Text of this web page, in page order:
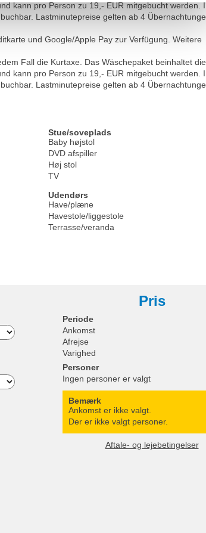
kann pro Person zu 19,- EUR mitgebucht werden.
Lastminutepreise gelten ab 4
und Google/Apple Pay zur Verfügung. Weitere
Fall die Kurtaxe. Das Wäschepaket beinhaltet die
kann pro Person zu 19,- EUR mitgebucht werden.
Lastminutepreise gelten ab 4
Stue/soveplads
Baby højstol
DVD afspiller
Høj stol
TV
Udendørs
Have/plæne
Havestole/liggestole
Terrasse/veranda
Pris
Periode
Ankomst
Afrejse
Varighed
Personer
Ingen personer er valgt
Bemærk
Ankomst er ikke valgt.
Der er ikke valgt personer.
Aftale- og lejebetingelser